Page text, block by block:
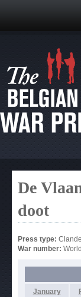
De
doot
Press type:
War number:
January